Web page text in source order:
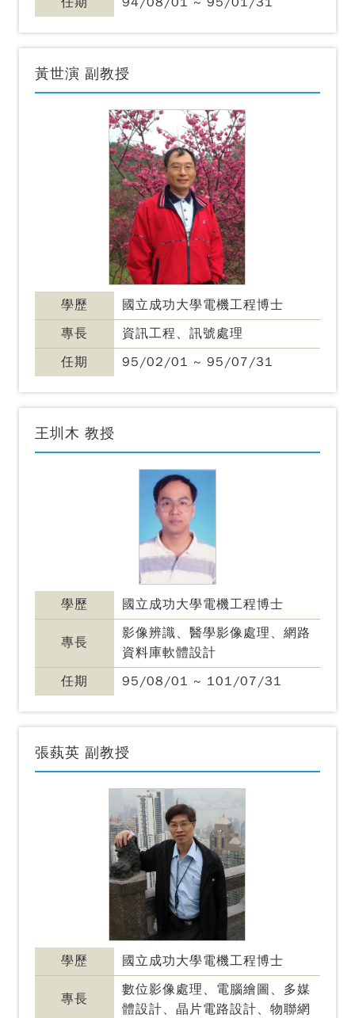
黃世演 副教授
學歷
國立成功大學電機工程博士
專長
資訊工程、訊號處理
任期
95/02/01 ~ 95/07/31
王圳木 教授
學歷 國立成功大學電機工程博士
專長
影像辨識、醫學影像處理、網路
資料庫軟體設計
任期
95/08/01 ~ 101/07/31
張蓺英 副教授
學歷 國立成功大學電機工程博士
專長
數位影像處理、電腦繪圖、多媒
體設計、晶片電路設計、物聯網